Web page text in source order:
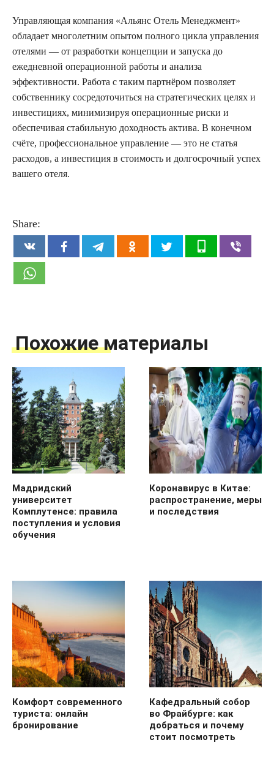
Управляющая компания «Альянс Отель Менеджмент»
обладает многолетним опытом полного цикла управления
отелями — от разработки концепции и запуска до
ежедневной операционной работы и анализа
эффективности. Работа с таким партнёром позволяет
собственнику сосредоточиться на стратегических целях и
инвестициях, минимизируя операционные риски и
обеспечивая стабильную доходность актива. В конечном
счёте, профессиональное управление — это не статья
расходов, а инвестиция в стоимость и долгосрочный успех
вашего отеля.
Share:
Похожие материалы
Мадридский
университет
Комплутенсе: правила
поступления и условия
обучения
Коронавирус в Китае:
распространение, меры
и последствия
Комфорт современного
туриста: онлайн
бронирование
Кафедральный собор
во Фрайбурге: как
добраться и почему
стоит посмотреть